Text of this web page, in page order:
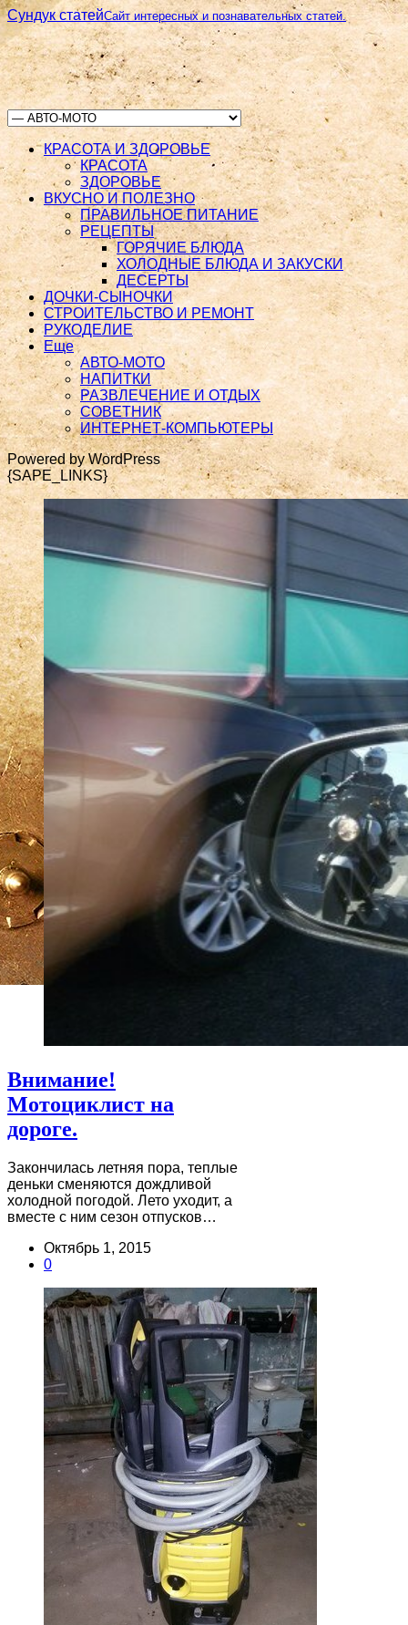
Сундук статейСайт интересных и познавательных статей.
КРАСОТА И ЗДОРОВЬЕ
КРАСОТА
ЗДОРОВЬЕ
ВКУСНО И ПОЛЕЗНО
ПРАВИЛЬНОЕ ПИТАНИЕ
РЕЦЕПТЫ
ГОРЯЧИЕ БЛЮДА
ХОЛОДНЫЕ БЛЮДА И ЗАКУСКИ
ДЕСЕРТЫ
ДОЧКИ-СЫНОЧКИ
СТРОИТЕЛЬСТВО И РЕМОНТ
РУКОДЕЛИЕ
Еще
АВТО-МОТО
НАПИТКИ
РАЗВЛЕЧЕНИЕ И ОТДЫХ
СОВЕТНИК
ИНТЕРНЕТ-КОМПЬЮТЕРЫ
Powered by WordPress
{SAPE_LINKS}
Внимание!
Мотоциклист на
дороге.
Закончилась летняя пора, теплые
деньки сменяются дождливой
холодной погодой. Лето уходит, а
вместе с ним сезон отпусков…
Октябрь 1, 2015
0